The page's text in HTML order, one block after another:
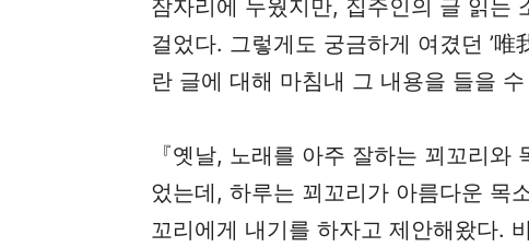
잠자리에 누웠지만, 집주인의 글 읽는
걸었다. 그렇게도 궁금하게 여겼던 ’唯
란 글에 대해 마침내 그 내용을 들을
『옛날, 노래를 아주 잘하는 꾀꼬리
었는데, 하루는 꾀꼬리가 아름다운 목
꼬리에게 내기를 하자고 제안해왔다.